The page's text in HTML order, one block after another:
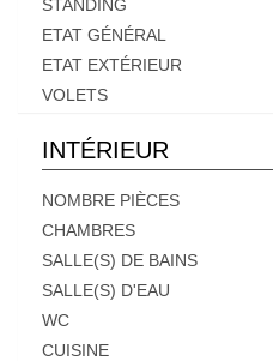
STANDING
ETAT GÉNÉRAL
ETAT EXTÉRIEUR
VOLETS
INTÉRIEUR
NOMBRE PIÈCES
CHAMBRES
SALLE(S) DE BAINS
SALLE(S) D'EAU
WC
CUISINE